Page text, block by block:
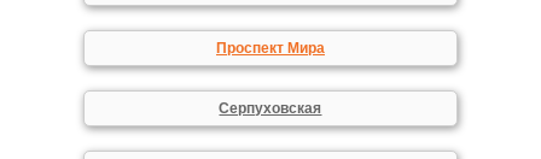
Проспект Мира
Серпуховская